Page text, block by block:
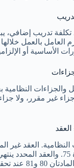
تدريب إضافي،
العامل بالعمل
الأساسية أو
والجزاءات النظامية
غير مقرر، ولا
العقد
النظامية. العقد غير
مشروع وبإشعار المادة 75.
شروطهما.